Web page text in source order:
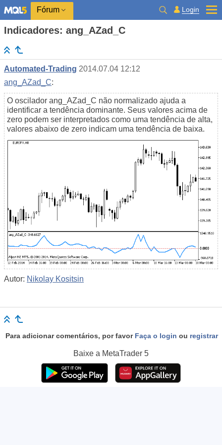
Fórum Login
Indicadores: ang_AZad_C
Automated-Trading 2014.07.04 12:12
ang_AZad_C:
O oscilador ang_AZad_C não normalizado ajuda a
identificar a tendência dominante. Seus valores acima de
zero podem ser interpretados como uma tendência de alta,
valores abaixo de zero indicam uma tendência de baixa.
Autor: Nikolay Kositsin
Para adicionar comentários, por favor Faça o login ou registrar
Baixe a MetaTrader 5